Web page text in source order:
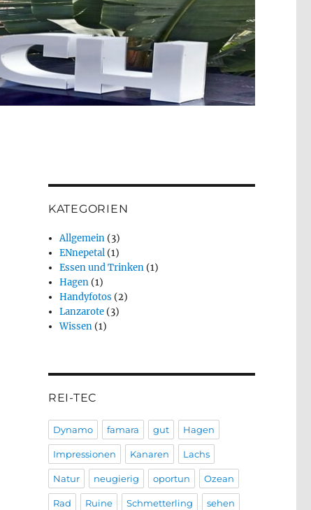
KATEGORIEN
Allgemein (3)
ENnepetal (1)
Essen und Trinken (1)
Hagen (1)
Handyfotos (2)
Lanzarote (3)
Wissen (1)
REI-TEC
Dynamo famara gut Hagen
Impressionen Kanaren Lachs
Natur neugierig oportun Ozean
Rad Ruine Schmetterling sehen